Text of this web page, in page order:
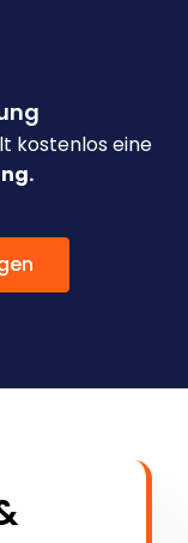
kostenlos eine